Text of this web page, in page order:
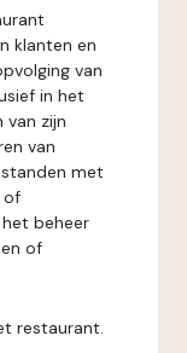
klanten en
van
in het
van zijn
van
met
of
beheer
of
restaurant.